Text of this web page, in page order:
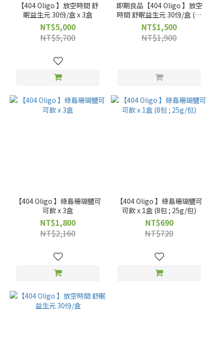
【404 Oligo 】放空時間 舒
眠益生元 30份/盒 x 3盒
NT$5,000
NT$5,700
即期良品【404 Oligo 】放空
時間 舒眠益生元 30份/盒 (效
期2026.10.15)
NT$1,500
NT$1,900
【404 Oligo 】綠島珊瑚鹽可
可飲 x 3盒
NT$1,800
NT$2,160
【404 Oligo 】綠島珊瑚鹽可
可飲 x 1盒 (8包 ; 25g/包)
NT$690
NT$720